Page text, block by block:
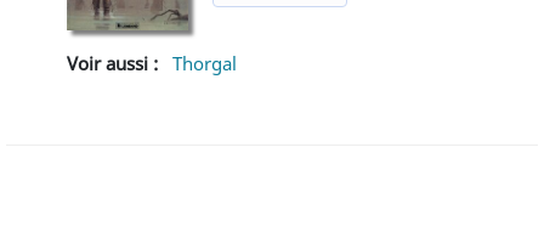
Voir aussi : Thorgal